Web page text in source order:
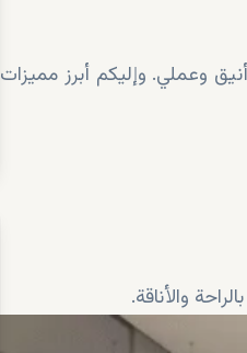
وعملي. وإليكم أبرز مميزات
والأناقة.